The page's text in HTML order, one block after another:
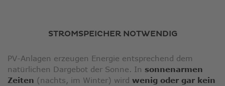
STROMSPEICHER NOTWENDIG
PV-Anlagen erzeugen Energie entsprechend dem
natürlichen Dargebot der Sonne. In sonnenarmen
Zeiten (nachts, im Winter) wird wenig oder gar kein